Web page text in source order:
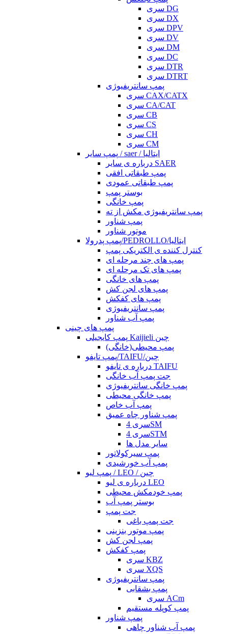
سری DG
سری DX
سری DPV
سری DV
سری DM
سری DC
سری DTR
سری DTRT
پمپ سانتریفیوژی
سری CAX/CATX
سری CA/CAT
سری CB
سری CS
سری CH
سری CM
پمپ سایر / saer / ایتالیا
درباره ی سایر SAER
پمپ طبقاتی افقی
پمپ طبقاتی عمودی
بوستر پمپ
پمپ خانگی
پمپ سانتریفیوژی مکش از ته
پمپ شناور
موتور شناور
پمپ پدرولا/PEDROLLO/ایتالیا
کنترل کننده ی الکتریکی پمپ
پمپ های چند مرحله ای
پمپ های تک مرحله ای
پمپ های خانگی
پمپ های لجن کش
پمپ های کفکش
پمپ سانتریفیوژی
پمپ آب شناور
پمپ های چینی
پمپ کایجیلی Kaijieli چین
پمپ محیطی(خانگی)
پمپ تایفو/TAIFU/چین
درباره ی تایفو TAIFU
جت پمپ آب خانگی
پمپ خانگی سانتریفیوژی
پمپ خانگی محیطی
پمپ آب خاص
پمپ شناور چاه عمیق
سری 4SM
سری 4STM
سایر مدل ها
پمپ سیرکولاتور
پمپ آب خورشیدی
پمپ لیو / LEO / چین
درباره ی لیو LEO
پمپ خودمکش محیطی
بوستر پمپ آب
جت پمپ
جت پمپ باغی
پمپ موتور بنزینی
پمپ لجن کش
پمپ کفکش
سری KBZ
سری XQS
پمپ سانتریفیوژی
پمپ بشقابی
سری ACm
پمپ کوپله مستقیم
پمپ شناور
پمپ آب شناور چاهی